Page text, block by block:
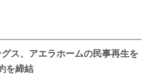
ス、アエラホームの民事再生を
を締結